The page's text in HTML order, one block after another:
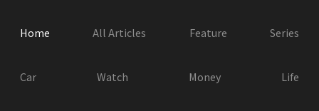
Home All Articles Feature Series
Car Watch Money Life